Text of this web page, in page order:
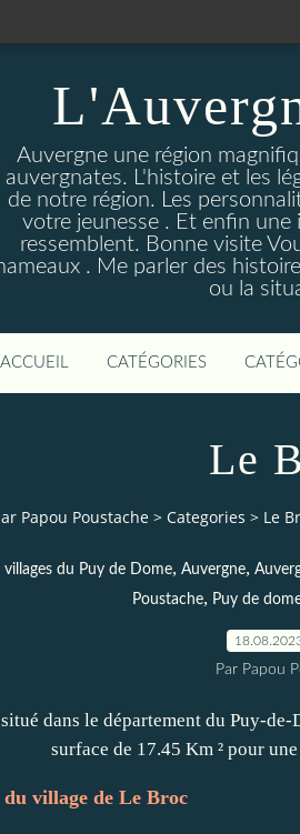
Auvergne une région
auvergnates. L'histoire et les
de notre région. Les
votre jeunesse . Et enfin
ressemblent. Bonne visite
. Me parler des
ou la
ACCUEIL CATÉGORIES
Le
Papou Poustache > Categories > Le
villages du Puy de Dome, Auvergne,
Poustache, Puy de
Par Papou
du village de Le Broc